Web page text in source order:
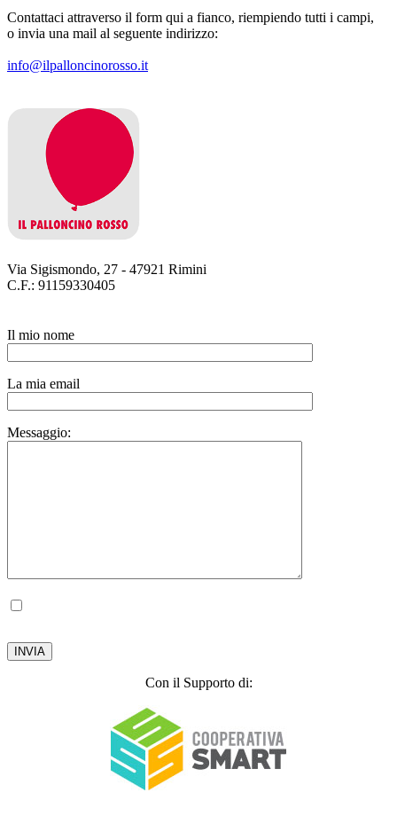
Contattaci attraverso il form qui a fianco, riempiendo tutti i campi,
o invia una mail al seguente indirizzo:
info@ilpalloncinorosso.it
Via Sigismondo, 27 - 47921 Rimini
C.F.: 91159330405
Il mio nome
La mia email
Messaggio:
Con il Supporto di: